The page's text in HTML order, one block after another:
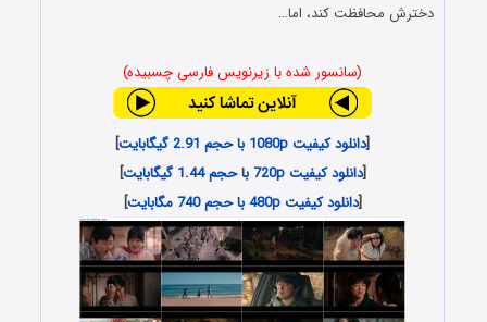
دخترش محافظت کند، اما…
(سانسور شده با زیرنویس فارسی چسبیده)
[دانلود کیفیت 1080p با حجم 2.91 گیگابایت
]
[دانلود کیفیت 720p با حجم 1.44 گیگابایت
]
[دانلود کیفیت 480p با حجم 740 مگابایت ]